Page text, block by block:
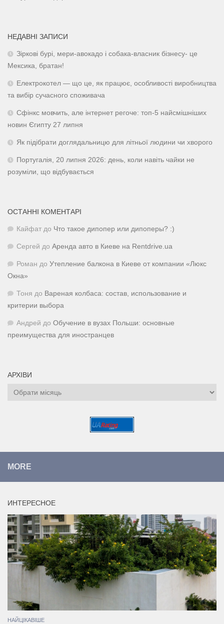
НЕДАВНІ ЗАПИСИ
Зіркові бурі, мери-авокадо і собака-власник бізнесу- це
Мексика, братан!
Електрокотел — що це, як працює, особливості виробництва
та вибір сучасного споживача
Сфінкс мовчить, але інтернет регоче: топ-5 найсмішніших
новин Єгипту 27 липня
Як підібрати доглядальницю для літньої людини чи хворого
Португалія, 20 липня 2026: день, коли навіть чайки не
розуміли, що відбувається
ОСТАННІ КОМЕНТАРІ
Кайфат до Что такое дипопер или дипоперы? :)
Сергей до Аренда авто в Киеве на Rentdrive.ua
Роман до Утепление балкона в Киеве от компании «Люкс
Окна»
Тоня до Вареная колбаса: состав, использование и
критерии выбора
Андрей до Обучение в вузах Польши: основные
преимущества для иностранцев
АРХІВИ
Архіви
MORE
ИНТЕРЕСНОЕ
НАЙЦІКАВІШЕ